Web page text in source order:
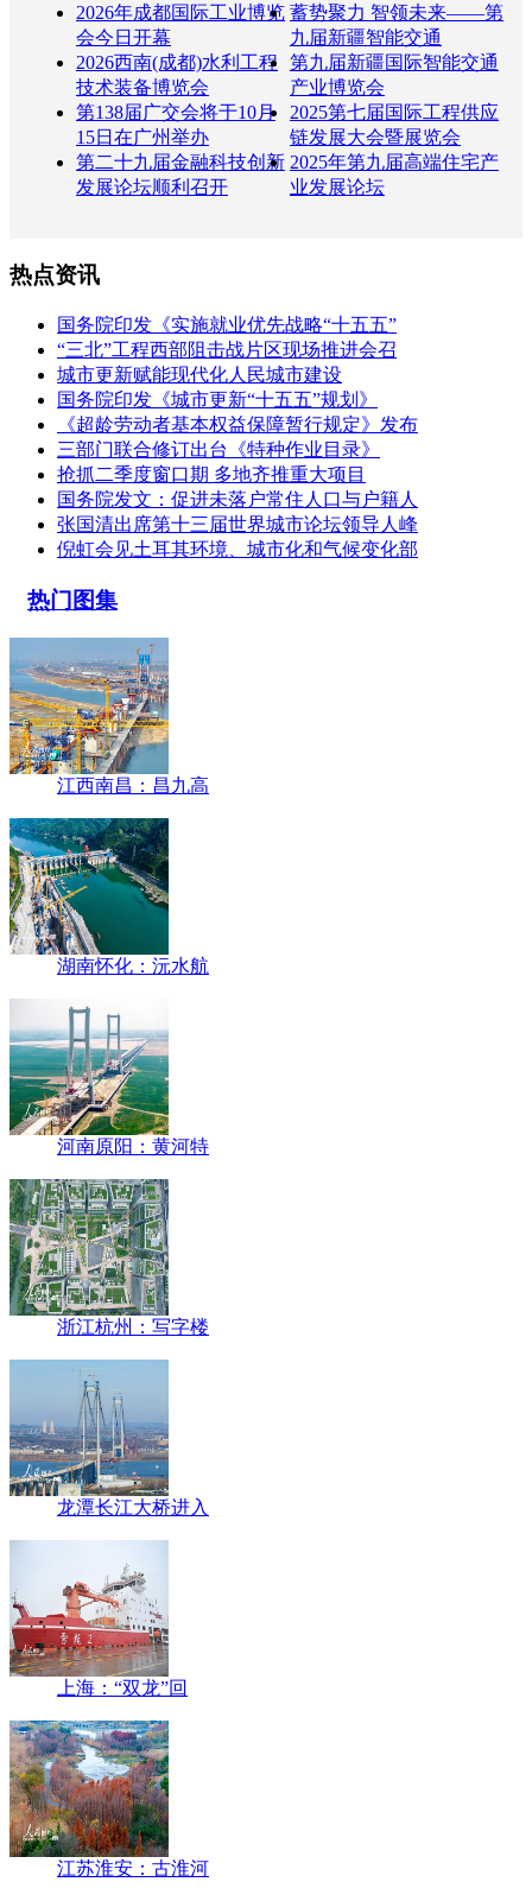
2026年成都国际工业博览
会今日开幕
蓄势聚力 智领未来——第
九届新疆智能交通
2026西南(成都)水利工程
技术装备博览会
第九届新疆国际智能交通
产业博览会
第138届广交会将于10月
15日在广州举办
2025第七届国际工程供应
链发展大会暨展览会
第二十九届金融科技创新
发展论坛顺利召开
2025年第九届高端住宅产
业发展论坛
热点资讯
国务院印发《实施就业优先战略“十五五”
“三北”工程西部阻击战片区现场推进会召
城市更新赋能现代化人民城市建设
国务院印发《城市更新“十五五”规划》
《超龄劳动者基本权益保障暂行规定》发布
三部门联合修订出台《特种作业目录》
抢抓二季度窗口期 多地齐推重大项目
国务院发文：促进未落户常住人口与户籍人
张国清出席第十三届世界城市论坛领导人峰
倪虹会见土耳其环境、城市化和气候变化部
热门图集
江西南昌：昌九高
湖南怀化：沅水航
河南原阳：黄河特
浙江杭州：写字楼
龙潭长江大桥进入
上海：“双龙”回
江苏淮安：古淮河